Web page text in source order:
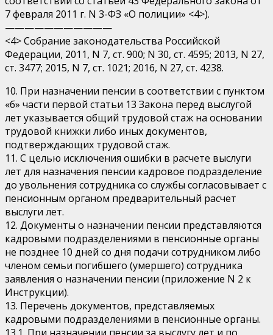
7 февраля 2011 г. N 3-ФЗ «О полиции» <4>).
———————————
<4> Собрание законодательства Российской
Федерации, 2011, N 7, ст. 900; N 30, ст. 4595; 2013, N 27,
ст. 3477; 2015, N 7, ст. 1021; 2016, N 27, ст. 4238.
10. При назначении пенсии в соответствии с пунктом
«б» части первой статьи 13 Закона перед выслугой
лет указывается общий трудовой стаж на основании
трудовой книжки либо иных документов,
подтверждающих трудовой стаж.
11. С целью исключения ошибки в расчете выслуги
лет для назначения пенсии кадровое подразделение
до увольнения сотрудника со службы согласовывает с
пенсионным органом предварительный расчет
выслуги лет.
12. Документы о назначении пенсии представляются
кадровыми подразделениями в пенсионные органы
не позднее 10 дней со дня подачи сотрудником либо
членом семьи погибшего (умершего) сотрудника
заявления о назначении пенсии (приложение N 2 к
Инструкции).
13. Перечень документов, представляемых
кадровыми подразделениями в пенсионные органы.